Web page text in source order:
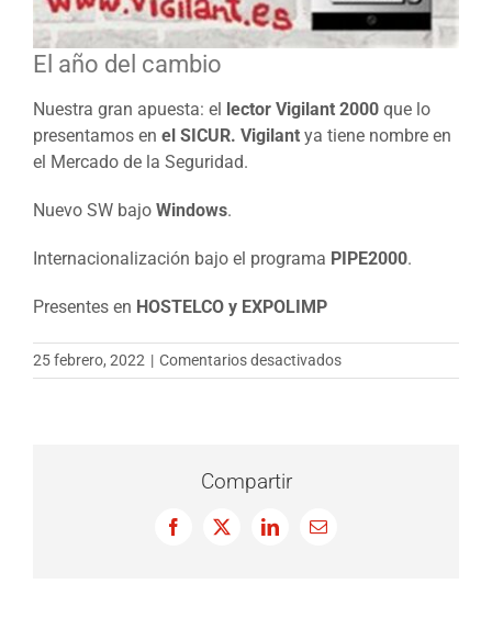
El año del cambio
Nuestra gran apuesta: el lector Vigilant 2000 que lo
presentamos en el SICUR. Vigilant ya tiene nombre en
el Mercado de la Seguridad.
Nuevo SW bajo Windows.
Internacionalización bajo el programa PIPE2000.
Presentes en HOSTELCO y EXPOLIMP
25 febrero, 2022 | Comentarios desactivadosen
El
Compartir
Facebook
X LinkedInCorreo